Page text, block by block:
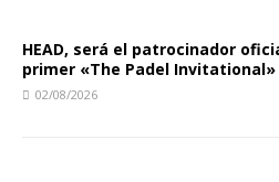
HEAD, será el patrocinador
primer «The Padel Invitational»
02/08/2026